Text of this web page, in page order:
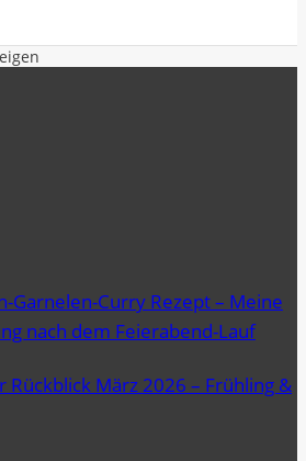
Garnelen-Curry Rezept – Meine
nach dem Feierabend-Lauf
Rückblick März 2026 – Frühling &